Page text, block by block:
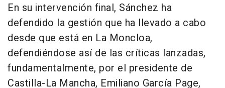
En su intervención final, Sánchez ha
defendido la gestión que ha llevado a cabo
desde que está en La Moncloa,
defendiéndose así de las críticas lanzadas,
fundamentalmente, por el presidente de
Castilla-La Mancha, Emiliano García Page,